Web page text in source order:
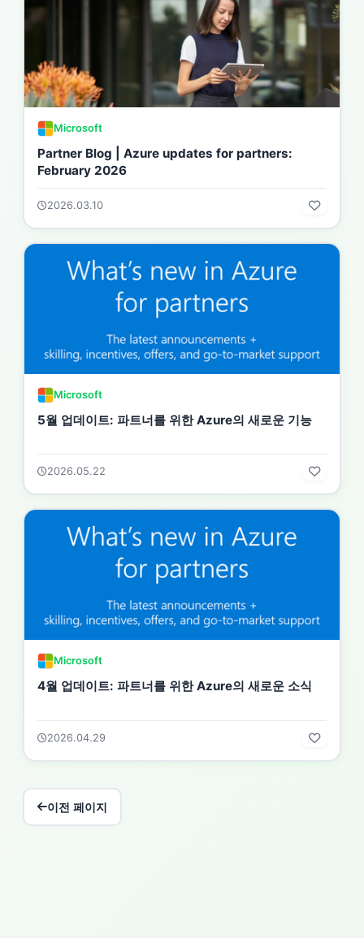
Microsoft
Partner Blog | Azure updates for partners:
February 2026
2026.03.10
Microsoft
5월 업데이트: 파트너를 위한 Azure의 새로운 기능
2026.05.22
Microsoft
4월 업데이트: 파트너를 위한 Azure의 새로운 소식
2026.04.29
이전 페이지